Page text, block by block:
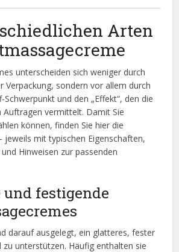
Arten
unterscheiden sich weniger durch
Verpackung, sondern vor allem durch
und den „Effekt“, den die
Auftragen vermittelt. Damit Sie
können, finden Sie hier die
jeweils mit typischen Eigenschaften,
Hinweisen zur passenden
festigende
darauf ausgelegt, ein glatteres, fester
zu unterstützen. Häufig enthalten sie